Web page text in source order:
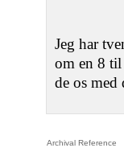
Jeg har
om en 8 til
de os
Archival Reference